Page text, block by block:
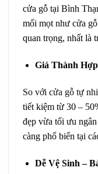
cửa gỗ tại Bình
mối mọt như cửa
quan trọng, nhất là
Giá Thành
So với cửa gỗ tự
tiết kiệm từ 30 –
đẹp vừa tối ưu
càng phổ biến tại
Dễ Vệ Sinh –